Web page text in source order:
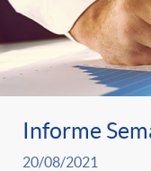
Informe
20/08/2021